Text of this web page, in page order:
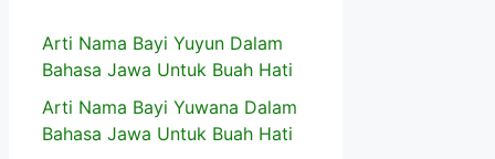
Arti Nama Bayi Yuyun Dalam
Bahasa Jawa Untuk Buah Hati
Arti Nama Bayi Yuwana Dalam
Bahasa Jawa Untuk Buah Hati